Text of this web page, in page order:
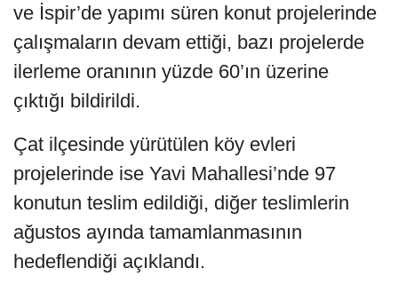
ve İspir’de yapımı süren konut projelerinde
çalışmaların devam ettiği, bazı projelerde
ilerleme oranının yüzde 60’ın üzerine
çıktığı bildirildi.
Çat ilçesinde yürütülen köy evleri
projelerinde ise Yavi Mahallesi’nde 97
konutun teslim edildiği, diğer teslimlerin
ağustos ayında tamamlanmasının
hedeflendiği açıklandı.